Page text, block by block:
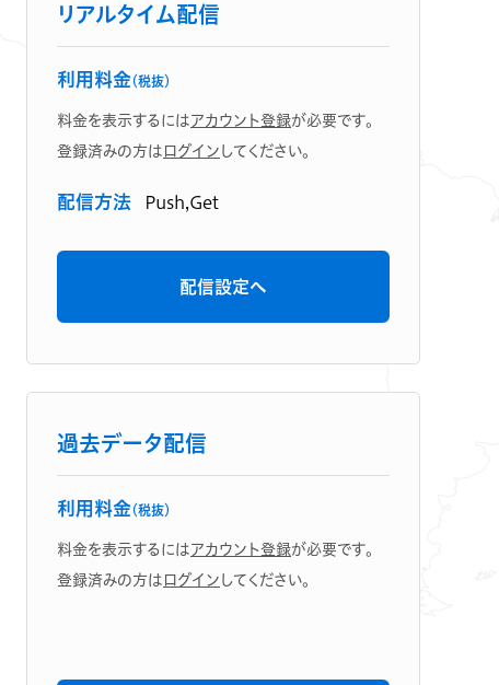
リアルタイム配信
利用料金（税抜）
料金を表示するにはアカウント登録が必要です。
登録済みの方はログインしてください。
配信方法 Push,Get
配信設定へ
過去データ配信
利用料金（税抜）
料金を表示するにはアカウント登録が必要です。
登録済みの方はログインしてください。